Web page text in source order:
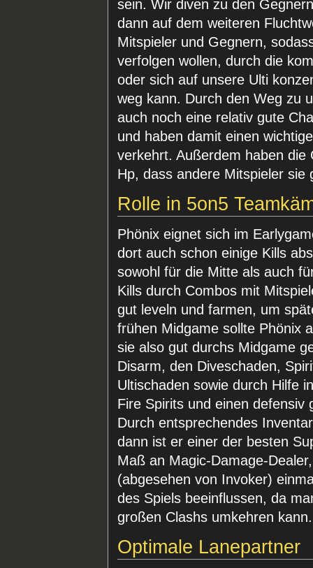
sein. Wir diven zu den
dann auf dem weiteren
Mitspieler und Gegnern,
verfolgen wollen, durch die
oder sich auf unsere Ulti
weg kann. Durch den Weg zu
auch noch eine relativ gute
und haben damit einen
verkehrt. Außerdem haben die
Hp, dass andere Mitspieler sie
Rolle in 5on5
Phönix eignet sich im
dort auch schon einige Kills
sowohl für die Mitte als auch
Kills durch Combos mit
gut leveln und farmen, um
frühen Midgame sollte Phönix
sie also gut durchs Midgame
Disarm, den Diveschaden,
Ultischaden sowie durch Hilfe
Fire Spirits und einen defensiv
Durch entsprechendes
dann ist er einer der besten
Maß an Magic-Damage-
(abgesehen von Invoker)
des Spiels beeinflussen, da
großen Clashs umkehren kann.
Optimale Lanepartner